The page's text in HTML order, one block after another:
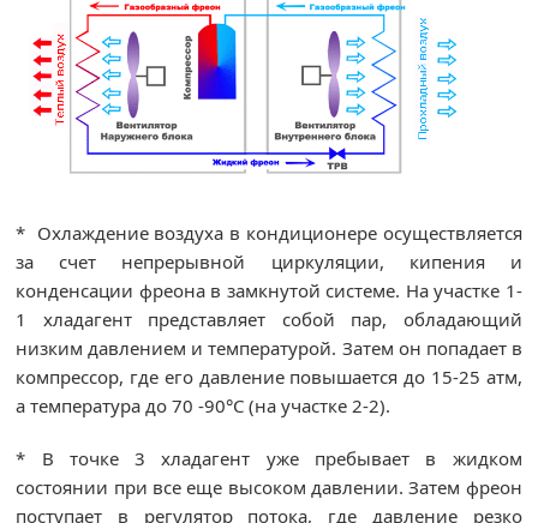
* Охлаждение воздуха в кондиционере осуществляется
за счет непрерывной циркуляции, кипения и
конденсации фреона в замкнутой системе. На участке 1-
1 хладагент представляет собой пар, обладающий
низким давлением и температурой. Затем он попадает в
компрессор, где его давление повышается до 15-25 атм,
а температура до 70 -90°С (на участке 2-2).
* В точке 3 хладагент уже пребывает в жидком
состоянии при все еще высоком давлении. Затем фреон
поступает в регулятор потока, где давление резко